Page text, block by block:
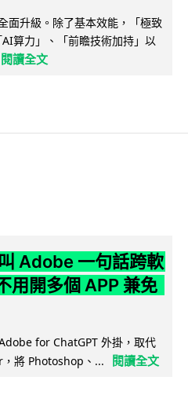
面升級。除了基本效能，「極致
算力」、「前瞻技術加持」以
閱讀全文
Adobe 一句話跨軟
用開多個 APP 兼免
for ChatGPT 外掛，取代
將 Photoshop、...
閱讀全文